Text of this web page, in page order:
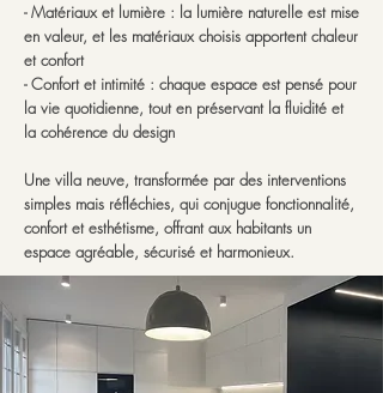
- Matériaux et lumière : la lumière naturelle est mise
en valeur, et les matériaux choisis apportent chaleur
et confort
- Confort et intimité : chaque espace est pensé pour
la vie quotidienne, tout en préservant la fluidité et
la cohérence du design
Une villa neuve, transformée par des interventions
simples mais réfléchies, qui conjugue fonctionnalité,
confort et esthétisme, offrant aux habitants un
espace agréable, sécurisé et harmonieux.